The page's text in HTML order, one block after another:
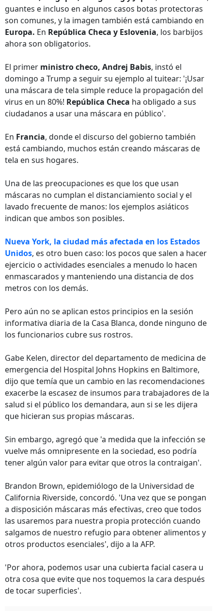
guantes e incluso en algunos casos botas protectoras
son comunes, y la imagen también está cambiando en
Europa. En República Checa y Eslovenia, los barbijos
ahora son obligatorios.
El primer ministro checo, Andrej Babis, instó el
domingo a Trump a seguir su ejemplo al tuitear: '¡Usar
una máscara de tela simple reduce la propagación del
virus en un 80%! República Checa ha obligado a sus
ciudadanos a usar una máscara en público'.
En Francia, donde el discurso del gobierno también
está cambiando, muchos están creando máscaras de
tela en sus hogares.
Una de las preocupaciones es que los que usan
máscaras no cumplan el distanciamiento social y el
lavado frecuente de manos: los ejemplos asiáticos
indican que ambos son posibles.
Nueva York, la ciudad más afectada en los Estados
Unidos, es otro buen caso: los pocos que salen a hacer
ejercicio o actividades esenciales a menudo lo hacen
enmascarados y manteniendo una distancia de dos
metros con los demás.
Pero aún no se aplican estos principios en la sesión
informativa diaria de la Casa Blanca, donde ninguno de
los funcionarios cubre sus rostros.
Gabe Kelen, director del departamento de medicina de
emergencia del Hospital Johns Hopkins en Baltimore,
dijo que temía que un cambio en las recomendaciones
exacerbe la escasez de insumos para trabajadores de la
salud si el público los demandara, aun si se les dijera
que hicieran sus propias máscaras.
Sin embargo, agregó que 'a medida que la infección se
vuelve más omnipresente en la sociedad, eso podría
tener algún valor para evitar que otros la contraigan'.
Brandon Brown, epidemiólogo de la Universidad de
California Riverside, concordó. 'Una vez que se pongan
a disposición máscaras más efectivas, creo que todos
las usaremos para nuestra propia protección cuando
salgamos de nuestro refugio para obtener alimentos y
otros productos esenciales', dijo a la AFP.
'Por ahora, podemos usar una cubierta facial casera u
otra cosa que evite que nos toquemos la cara después
de tocar superficies'.